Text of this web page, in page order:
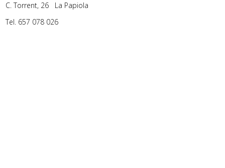
C. Torrent, 26 La Papiola
Tel. 657 078 026